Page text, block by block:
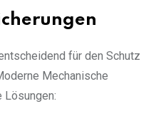
für den Schutz
Mechanische
Lösungen: